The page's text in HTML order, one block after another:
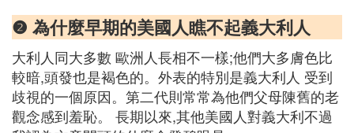
❷ 為什麼早期的美國人瞧不起義大利人
大利人同大多數 歐洲人長相不一樣;他們大多膚色比
較暗,頭發也是褐色的。外表的特別是義大利人 受到
歧視的一個原因。第二代則常常為他們父母陳舊的老
觀念感到羞恥。 長期以來,其他美國人對義大利不過